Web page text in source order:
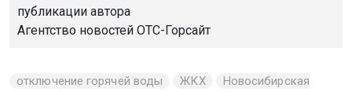
публикации автора
Агентство новостей ОТС-Горсайт
отключение горячей воды ЖКХ
Новосибирская